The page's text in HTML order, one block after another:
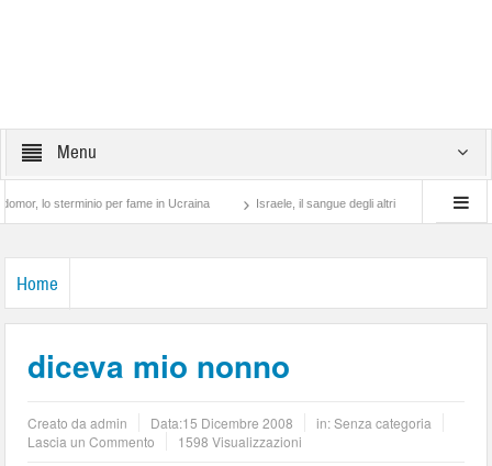
Menu
sterminio per fame in Ucraina Israele, il sangue degli altri Lotta di
Home
diceva mio nonno
Creato daadmin Data:15 Dicembre 2008
in: Senza categoria
Lascia un Commento
1598 Visualizzazioni